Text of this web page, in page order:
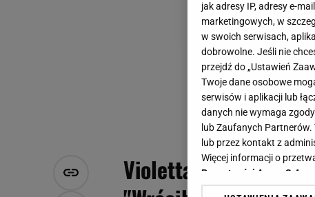
Violetta Villas
jak adresy IP, adresy e-
marketingowych, w
w swoich serwisach,
dobrowolne. Jeśli nie
przejdź do „Ustawień
Twoje dane osobowe
serwisów i aplikacji lub
danych nie wymaga
lub Zaufanych
lub przez kontakt z
Więcej informacji o
Prywatności Agora S.A.